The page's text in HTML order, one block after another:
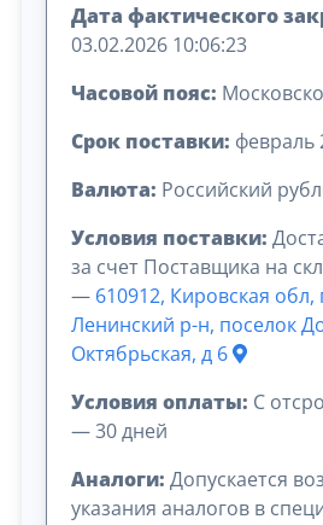
Дата фактического
03.02.2026 10:06:23
Часовой пояс:
Срок поставки: февраль
Валюта: Российский
Условия поставки:
за счет Поставщика на
— 610912, Кировская обл,
Ленинский р-н, поселок
Октябрьская, д 6
Условия оплаты: C
— 30 дней
Аналоги: Допускается
указания аналогов в